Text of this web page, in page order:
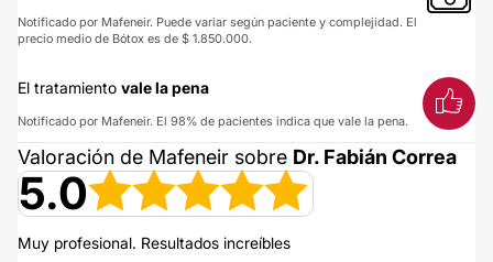
Notificado por Mafeneir. Puede variar según paciente y complejidad. El
precio medio de Bótox es de $ 1.850.000.
El tratamiento vale la pena
Notificado por Mafeneir. El 98% de pacientes indica que vale la pena.
Valoración de Mafeneir sobre Dr. Fabián Correa
5.0
Muy profesional. Resultados increíbles